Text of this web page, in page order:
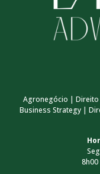
Agronegócio | Direito
Business Strategy |
8h00